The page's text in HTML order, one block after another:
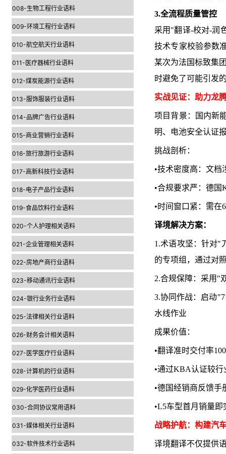
008-生物工程行业语料
009-环境工程行业语料
010-航空航天行业语料
011-医疗器械行业语料
012-煤炭能源行业语料
013-服饰服装行业语料
014-品牌广告行业语料
015-商业营销行业语料
016-旅行旅游行业语料
017-高新科技行业语料
018-电子产品行业语料
019-食品饮料行业语料
020-个人护理相关语料
021-企业管理相关语料
022-房地产商行业语料
023-移动通讯行业语料
024-银行业务行业语料
025-法律相关行业语料
026-财务会计相关语料
027-医学医疗行业语料
028-计算机的行业语料
029-化学医药行业语料
030-合同协议常用语料
031-媒体相关行业语料
032-软件技术行业语料
3.全流程质量管控
采用"翻译-校对-润
技术专家校验参数
某次为法国标致集
时避免了可能引发
实战见证：助力龙
项目背景：国内新
明、电池安全认证
挑战剖析：
•技术密度高：文
•合规要求严：德
•时间窗口紧：需在
译境解决方案：
1.术语攻坚：针对"
的专项组，通过对
2.合规保障：采用"
3.协同作战：启动
水线作业
成果价值：
•翻译准时交付率
•通过KBA认证较
•德国经销商反馈手
•L5车型首月销量
战略护航：构建汽
译境翻译不仅提供